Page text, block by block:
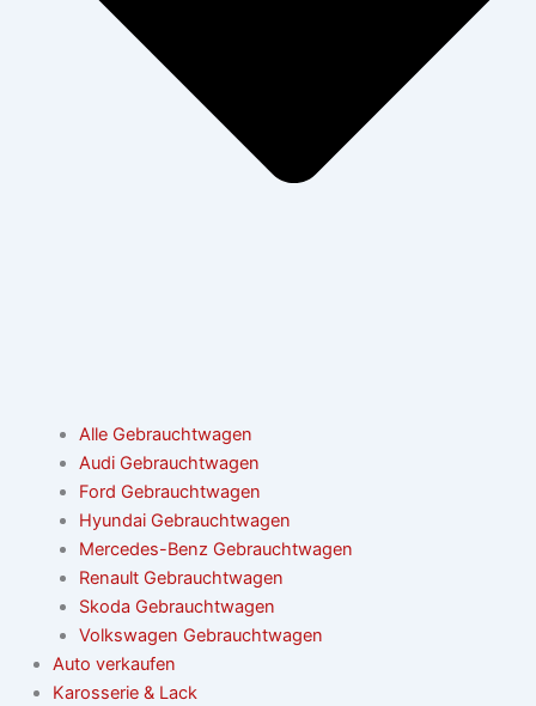
Alle Gebrauchtwagen
Audi Gebrauchtwagen
Ford Gebrauchtwagen
Hyundai Gebrauchtwagen
Mercedes-Benz Gebrauchtwagen
Renault Gebrauchtwagen
Skoda Gebrauchtwagen
Volkswagen Gebrauchtwagen
Auto verkaufen
Karosserie & Lack